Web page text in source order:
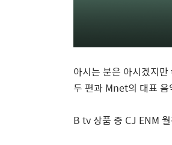
아시는 분은 아시겠지만
두 편과 Mnet의 대표
B tv 상품 중 CJ ENM